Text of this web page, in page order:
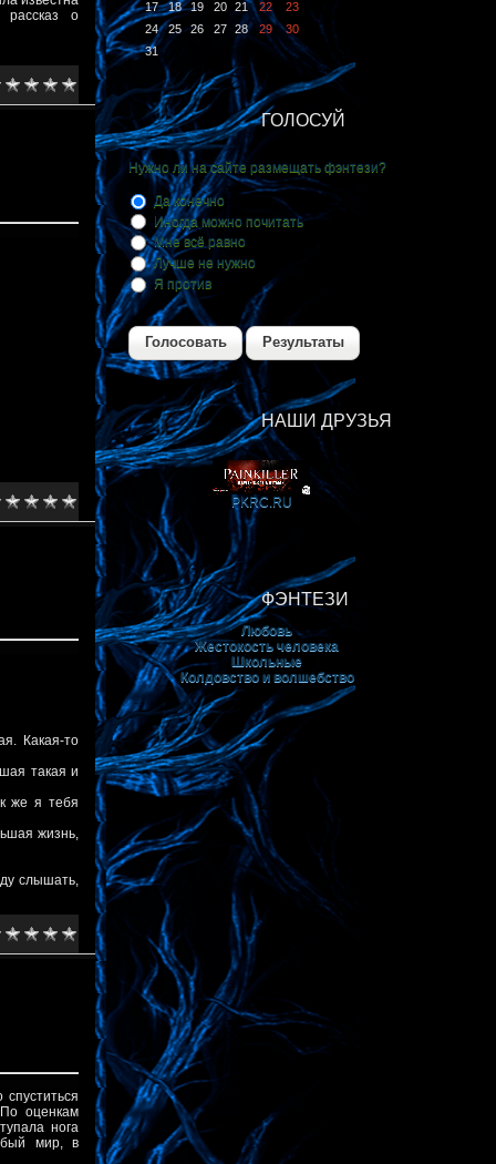
рассказ о
Какая-то
такая и
же я тебя
жизнь,
слышать,
спуститься
оценкам
нога
мир, в
17
18 19 20 21 22
23
24
25 26 27 28 29
30
31
ГОЛОСУЙ
Нужно ли на сайте размещать фэнтези?
Да конечно
Иногда можно почитать
Мне всё равно
Лучше не нужно
Я против
Голосовать Результаты
НАШИ ДРУЗЬЯ
PKRС.RU
ФЭНТЕЗИ
Любовь
Жестокость человека
Школьные
Колдовство и волшебство